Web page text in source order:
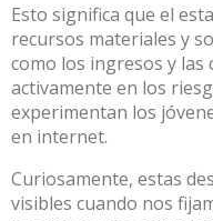
Esto significa que el
recursos materiales y
como los ingresos y las
activamente en los
experimentan los
en internet.
Curiosamente, estas
visibles cuando nos